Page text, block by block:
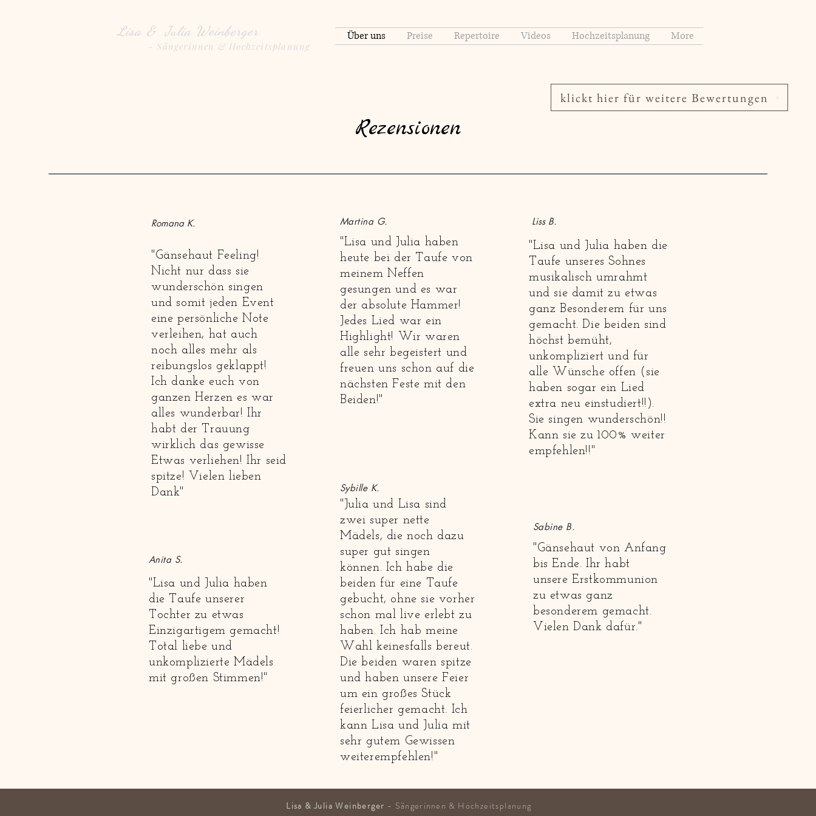
Lisa & Julia Weinberger
- Sängerinnen & Hochzeitsplanung
Über uns Preise Repertoire Videos Hochzeitsplanung More
klickt hier für weitere Bewertungen
Rezensionen
Romana K.
"Gänsehaut Feeling!
Nicht nur dass sie
wunderschön singen
und somit jeden Event
eine persönliche Note
verleihen, hat auch
noch alles mehr als
reibungslos geklappt!
Ich danke euch von
ganzen Herzen es war
alles wunderbar! Ihr
habt der Trauung
wirklich das gewisse
Etwas verliehen! Ihr seid
spitze! Vielen lieben
Dank"
"Lisa und Julia haben
die Taufe unserer
Tochter zu etwas
Einzigartigem gemacht!
Total liebe und
unkomplizierte Mädels
mit großen Stimmen!"
Anita S.
"Lisa und Julia haben
heute bei der Taufe von
meinem Neffen
gesungen und es war
der absolute Hammer!
Jedes Lied war ein
Highlight! Wir waren
alle sehr begeistert und
freuen uns schon auf die
nächsten Feste mit den
Beiden!"
Martina G.
"Julia und Lisa sind
zwei super nette
Mädels, die noch dazu
super gut singen
können. Ich habe die
beiden für eine Taufe
gebucht, ohne sie vorher
schon mal live erlebt zu
haben. Ich hab meine
Wahl keinesfalls bereut.
Die beiden waren spitze
und haben unsere Feier
um ein großes Stück
feierlicher gemacht. Ich
kann Lisa und Julia mit
sehr gutem Gewissen
weiterempfehlen!"
Sybille K.
Liss B.
"Lisa und Julia haben die
Taufe unseres Sohnes
musikalisch umrahmt
und sie damit zu etwas
ganz Besonderem für uns
gemacht. Die beiden sind
höchst bemüht,
unkompliziert und für
alle Wünsche offen (sie
haben sogar ein Lied
extra neu einstudiert!!).
Sie singen wunderschön!!
Kann sie zu 100% weiter
empfehlen!!"
"Gänsehaut von Anfang
bis Ende. Ihr habt
unsere Erstkommunion
zu etwas ganz
besonderem gemacht.
Vielen Dank dafür."
Sabine B.
Lisa & Julia Weinberger - Sängerinnen & Hochzeitsplanung